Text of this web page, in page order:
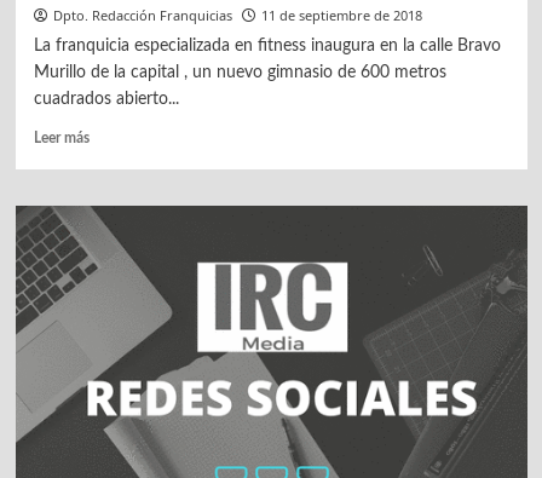
Dpto. Redacción Franquicias 11 de septiembre de 2018
La franquicia especializada en fitness inaugura en la calle Bravo
Murillo de la capital , un nuevo gimnasio de 600 metros
cuadrados abierto...
Leer másLeer
Anytime
Fitness inaugura de
nuevo
en